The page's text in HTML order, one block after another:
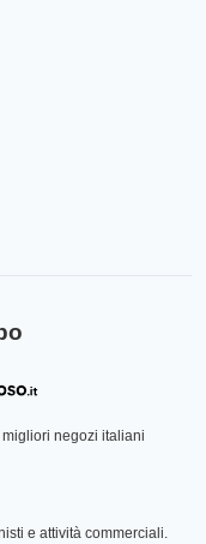
negozi italiani
e attività commerciali.